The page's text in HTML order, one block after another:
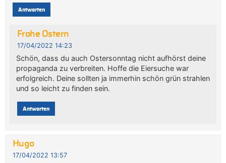
Antworten
Frohe Ostern
17/04/2022 14:23
Schön, dass du auch Ostersonntag nicht aufhörst deine
propaganda zu verbreiten. Hoffe die Eiersuche war
erfolgreich. Deine sollten ja immerhin schön grün strahlen
und so leicht zu finden sein.
Antworten
Hugo
17/04/2022 13:57